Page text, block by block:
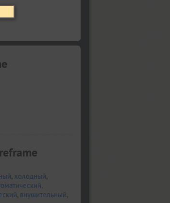
, холодный,
,
, внушительный,